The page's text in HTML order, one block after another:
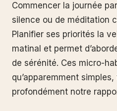
Commencer la journée
silence ou de méditation
Planifier ses priorités la
matinal et permet
de sérénité. Ces micro-
qu’apparemment
profondément notre